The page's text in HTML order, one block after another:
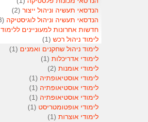
הנדסאי תעשיה וניהול ייצור (2)
הנדסאי תעשיה וניהול לוגיסטיקה (3)
חדשות אחרונות למעוניינים ללימוד
לימוד ניהול רכש (1)
לימוד ניהול שחקנים ואמנים (1)
לימודי אדריכלות (1)
לימודי אומנות (2)
לימודי אוסטיאופתיה (1)
לימודי אוסטיאופתיה (1)
לימודי אוסטיאופתיה (1)
לימודי אופטומטריסט (1)
לימודי אוצרות (1)